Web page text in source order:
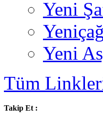
Yeni
Yeniçağ
Yeni
Tüm
Takip Et :